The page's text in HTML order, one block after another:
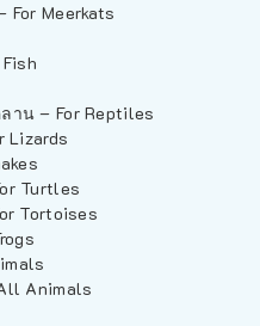
For Meerkats
าน – For Reptiles
Lizards
Turtles
Tortoises
Animals